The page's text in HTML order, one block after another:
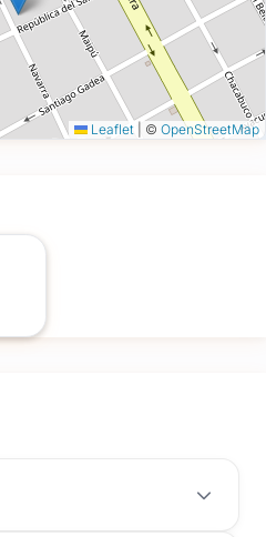
Leaflet © OpenStreetMap